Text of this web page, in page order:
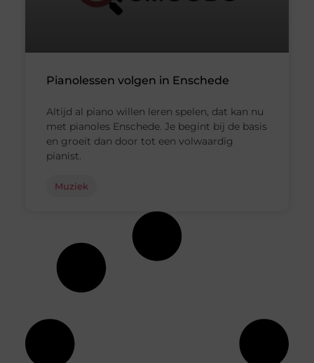
Pianolessen volgen in Enschede
Altijd al piano willen leren spelen, dat kan nu
met pianoles Enschede. Je begint bij de basis
en groeit dan door tot een volwaardig
pianist.
Muziek